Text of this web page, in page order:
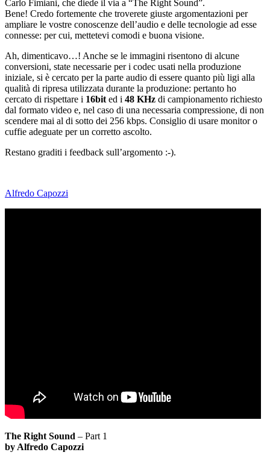
Carlo Fimiani, che diede il via a “The Right Sound”.
Bene! Credo fortemente che troverete giuste argomentazioni per
ampliare le vostre conoscenze dell’audio e delle tecnologie ad esse
connesse: per cui, mettetevi comodi e buona visione.
Ah, dimenticavo…! Anche se le immagini risentono di alcune
conversioni, state necessarie per i codec usati nella produzione
iniziale, si è cercato per la parte audio di essere quanto più ligi alla
qualità di ripresa utilizzata durante la produzione: pertanto ho
cercato di rispettare i 16bit ed i 48 KHz di campionamento richiesto
dal formato video e, nel caso di una necessaria compressione, di non
scendere mai al di sotto dei 256 kbps. Consiglio di usare monitor o
cuffie adeguate per un corretto ascolto.
Restano graditi i feedback sull’argomento :-).
Alfredo Capozzi
The Right Sound – Part 1
by Alfredo Capozzi